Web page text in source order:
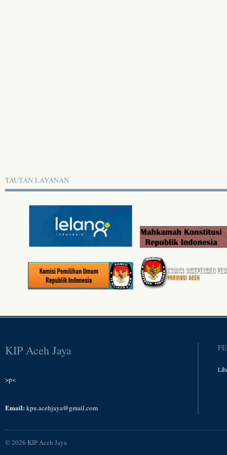
TAUTAN LAYANAN
KIP Aceh Jaya
>p<
Email:kpu.acehjaya@gmail.com
© 2026 KIP Aceh Jaya